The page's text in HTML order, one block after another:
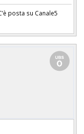
posta su Canale5